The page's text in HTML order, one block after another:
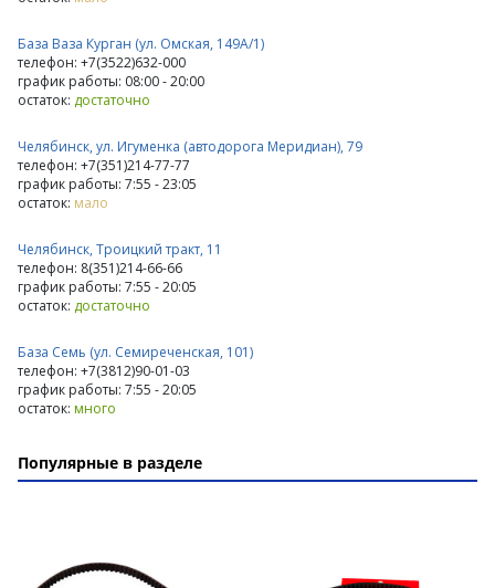
База Ваза Курган (ул. Омская, 149А/1)
телефон: +7(3522)632-000
график работы: 08:00 - 20:00
остаток: достаточно
Челябинск, ул. Игуменка (автодорога Меридиан), 79
телефон: +7(351)214-77-77
график работы: 7:55 - 23:05
остаток: мало
Челябинск, Троицкий тракт, 11
телефон: 8(351)214-66-66
график работы: 7:55 - 20:05
остаток: достаточно
База Семь (ул. Семиреченская, 101)
телефон: +7(3812)90-01-03
график работы: 7:55 - 20:05
остаток: много
Популярные в разделе